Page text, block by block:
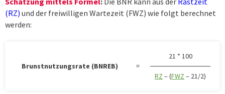
(RZ) und der freiwilligen Wartezeit (FWZ) wie folgt berechnet
werden:
21 * 100
Brunstnutzungsrate (BNREB)
=
RZ – (FWZ – 21/2)